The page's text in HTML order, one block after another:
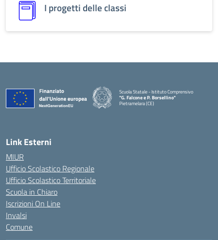
I progetti delle classi
Scuola Statale - Istituto Comprensivo
"G. Falcone e P. Borsellino"
Pietramelara (CE)
Link Esterni
MIUR
Ufficio Scolastico Regionale
Ufficio Scolastico Territoriale
Scuola in Chiaro
Iscrizioni On Line
Invalsi
Comune